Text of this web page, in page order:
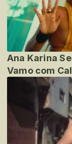
Ana Karina
Vamo com